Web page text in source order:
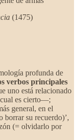
(1475)
profunda de
verbos principales
uno está relacionado
es cierto—;
general, en el
borrar su recuerdo)’,
(= olvidarlo por